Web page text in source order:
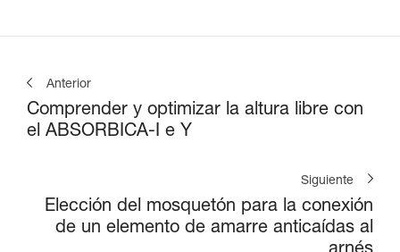
Anterior
Comprender y optimizar la altura libre con
el ABSORBICA-I e Y
Siguiente
Elección del mosquetón para la conexión
de un elemento de amarre anticaídas al